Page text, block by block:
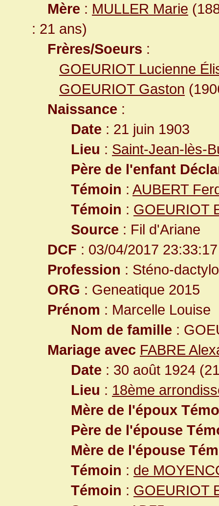
Mère : MULLER Marie
: 21 ans)
Frères/Soeurs :
GOEURIOT Lucienne
GOEURIOT Gaston
Naissance :
Date : 21 juin 1903
Lieu : Saint-Jean-lès-
Père de l'enfant
Témoin : AUBERT
Témoin : GOEURIOT
Source : Fil d'Ariane
DCF : 03/04/2017 23:33:17
Profession : Sténo-dactylo
ORG : Geneatique 2015
Prénom : Marcelle Louise
Nom de famille :
Mariage avec FABRE
Date : 30 août 1924
Lieu : 18ème
Mère de l'époux
Père de l'épouse
Mère de l'épouse
Témoin : de
Témoin : GOEURIOT